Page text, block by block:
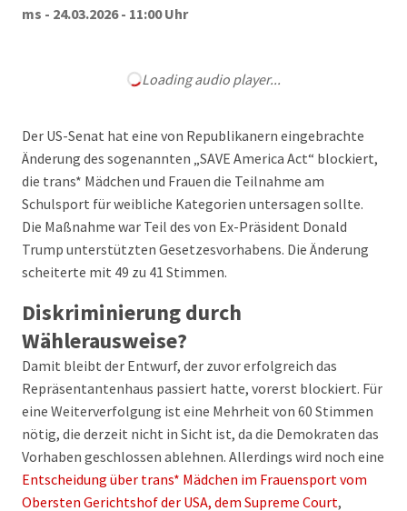
ms - 24.03.2026 - 11:00 Uhr
Loading audio player...
Der US-Senat hat eine von Republikanern eingebrachte
Änderung des sogenannten „SAVE America Act“ blockiert,
die trans* Mädchen und Frauen die Teilnahme am
Schulsport für weibliche Kategorien untersagen sollte.
Die Maßnahme war Teil des von Ex-Präsident Donald
Trump unterstützten Gesetzesvorhabens. Die Änderung
scheiterte mit 49 zu 41 Stimmen.
Diskriminierung durch
Wählerausweise?
Damit bleibt der Entwurf, der zuvor erfolgreich das
Repräsentantenhaus passiert hatte, vorerst blockiert. Für
eine Weiterverfolgung ist eine Mehrheit von 60 Stimmen
nötig, die derzeit nicht in Sicht ist, da die Demokraten das
Vorhaben geschlossen ablehnen. Allerdings wird noch eine
Entscheidung über trans* Mädchen im Frauensport vom
Obersten Gerichtshof der USA, dem Supreme Court,